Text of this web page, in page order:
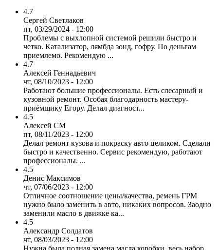
4.7
Сергей Светлаков
пт, 03/29/2024 - 12:00
Проблемы с выхлопной системой решили быстро и
четко. Катализатор, лямбда зонд, гофру. По деньгам
приемлемо. Рекомендую ...
4.7
Алексей Геннадьевич
чт, 08/10/2023 - 12:00
Работают большие профессионалы. Есть слесарный и
кузовной ремонт. Особая благодарность мастеру-
приёмщику Егору. Делал диагност...
4.5
Алексей СМ
пт, 08/11/2023 - 12:00
Делал ремонт кузова и покраску авто целиком. Сделали
быстро и качественно. Сервис рекомендую, работают
профессионалы. ...
4.5
Денис Максимов
чт, 07/06/2023 - 12:00
Отличное соотношение цены/качества, ремень ГРМ
нужно было заменить в авто, никаких вопросов. Заодно
заменили масло в движке ка...
4.5
Александр Солдатов
чт, 08/03/2023 - 12:00